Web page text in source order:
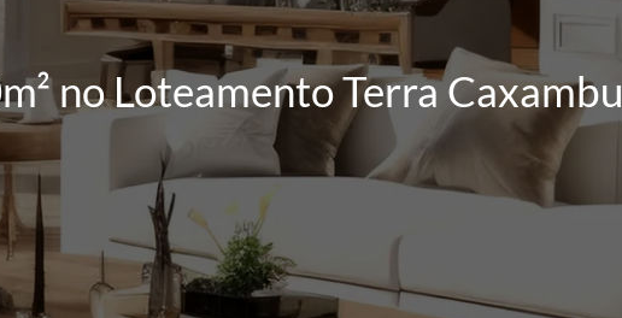
no Loteamento Terra Caxambu